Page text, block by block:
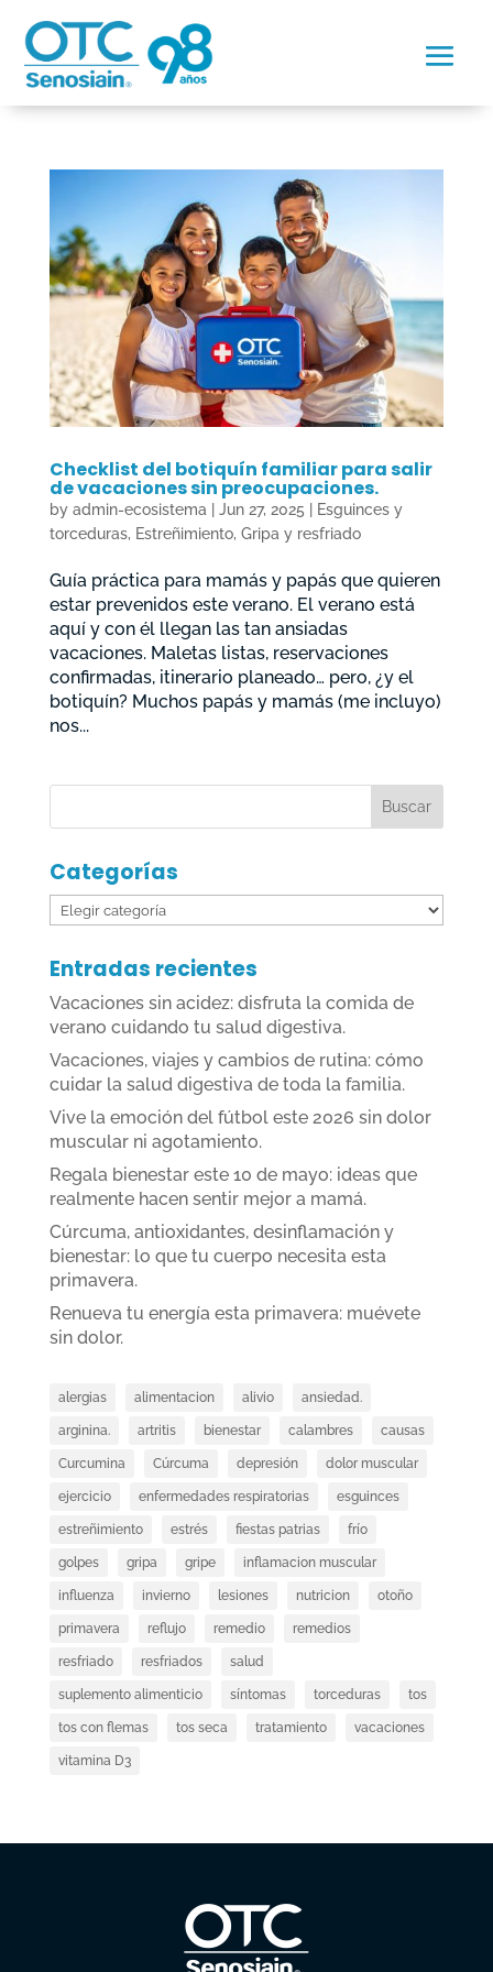
Checklist del botiquín familiar para salir
de vacaciones sin preocupaciones.
by admin-ecosistema Jun 27, 2025
Esguinces y
torceduras, Estreñimiento, Gripa y resfriado
Guía práctica para mamás y papás que quieren
estar prevenidos este verano. El verano está
aquí y con él llegan las tan ansiadas
vacaciones. Maletas listas, reservaciones
confirmadas, itinerario planeado… pero, ¿y el
botiquín? Muchos papás y mamás (me incluyo)
nos...
Categorías
Categorías
Entradas recientes
Vacaciones sin acidez: disfruta la comida de
verano cuidando tu salud digestiva.
Vacaciones, viajes y cambios de rutina: cómo
cuidar la salud digestiva de toda la familia.
Vive la emoción del fútbol este 2026 sin dolor
muscular ni agotamiento.
Regala bienestar este 10 de mayo: ideas que
realmente hacen sentir mejor a mamá.
Cúrcuma, antioxidantes, desinflamación y
bienestar: lo que tu cuerpo necesita esta
primavera.
Renueva tu energía esta primavera: muévete
sin dolor.
alergias alimentacion alivio ansiedad.
arginina. artritis bienestar calambres causas
Curcumina Cúrcuma depresión dolor muscular
ejercicio enfermedades respiratorias esguinces
estreñimiento estrés fiestas patrias frío
golpes gripa gripe inflamacion muscular
influenza invierno lesiones nutricion otoño
primavera reflujo remedio remedios
resfriado resfriados salud
suplemento alimenticio síntomas torceduras tos
tos con flemas tos seca tratamiento vacaciones
vitamina D3